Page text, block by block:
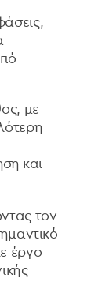
με
και
τον
έργο